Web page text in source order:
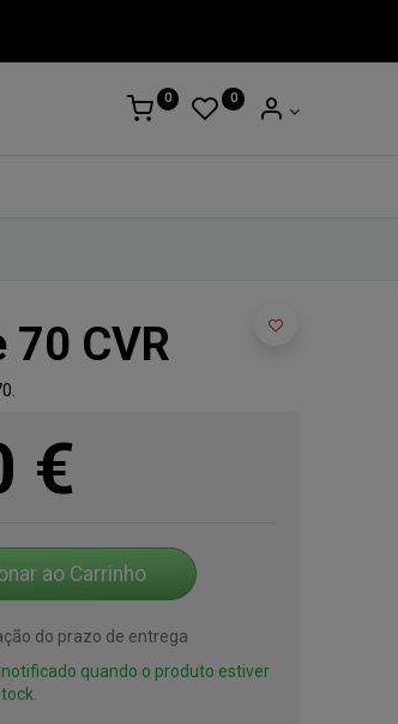
0 0
70 CVR
€
ao Carrinho
do prazo de entrega
quando o produto estiver